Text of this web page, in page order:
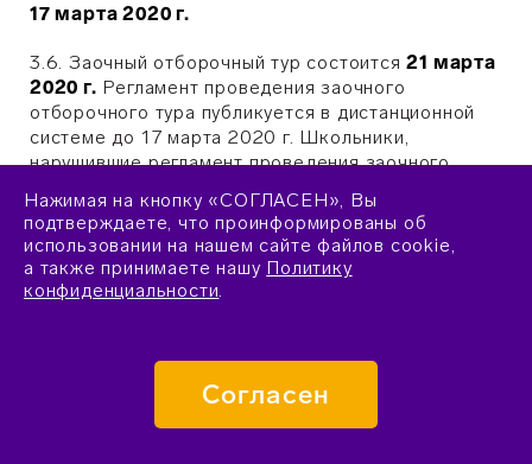
17 марта 2020 г.
3.6. Заочный отборочный тур состоится21 марта
2020 г. Регламент проведения заочного
отборочного тура публикуется в дистанционной
системе до 17 марта 2020 г. Школьники,
нарушившие регламент проведения заочного
отборочному туру не допускаются. Проведение
заочного тура в любой форме в другие сроки
невозможно.
отборочного тура формируется список
участников заключительного очного отборочного
тура, который будет опубликован в дистанционной
до 23 марта 2020 г.
Нажимая на кнопку «СОГЛАСЕН», Вы
подтверждаете, что проинформированы об
использовании на нашем сайте файлов cookie,
а также принимаете нашу Политику
конфиденциальности.
Согласен